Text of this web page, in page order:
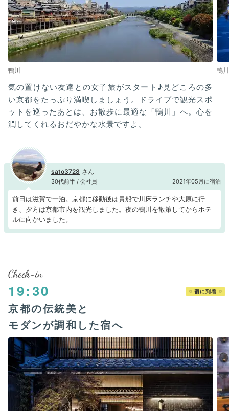
鴨川 鴨川
気の置けない友達との女子旅がスタート♪見どころの多
い京都をたっぷり満喫しましょう。ドライブで観光スポ
ットを巡ったあとは、お散歩に最適な「鴨川」へ。心を
潤してくれるおだやかな水景ですよ。
sato3728
30代前半 / 会社員 2021年05月に宿泊
前日は滋賀で一泊。京都に移動後は貴船で川床ランチや大原に行
き、夕方は京都市内を観光しました。夜の鴨川を散策してからホテ
ルに向かいました。
Check-in
19:30 宿に到着
京都の伝統美と
モダンが調和した宿へ